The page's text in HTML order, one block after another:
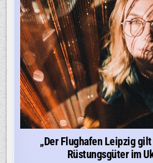
„Der Flughafen Leipzig
Rüstungsgüter im